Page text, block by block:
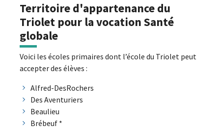
Territoire d'appartenance du
Triolet pour la vocation Santé
globale
Voici les écoles primaires dont l’école du Triolet peut
accepter des élèves :
Alfred-DesRochers
Des Aventuriers
Beaulieu
Brébeuf *